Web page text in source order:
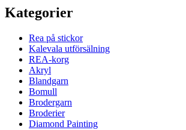
Kategorier
Rea på stickor
Kalevala utförsälning
REA-korg
Akryl
Blandgarn
Bomull
Brodergarn
Broderier
Diamond Painting